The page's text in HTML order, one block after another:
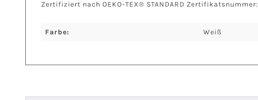
Zertifiziert nach OEKO-TEX® STANDARD
Farbe: Weiß